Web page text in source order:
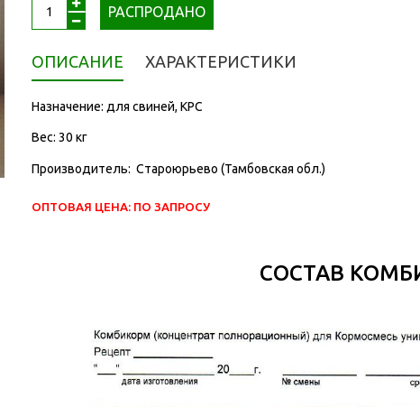
РАСПРОДАНО
ОПИСАНИЕ ХАРАКТЕРИСТИКИ
Назначение: для свиней, КРС
Вес: 30 кг
Производитель: Староюрьево (Тамбовская обл.)
ОПТОВАЯ ЦЕНА: ПО ЗАПРОСУ
СОСТАВ